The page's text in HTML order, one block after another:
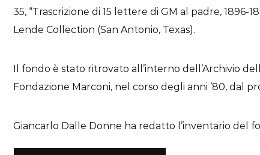
35, “Trascrizione di 15 lettere di GM al padre,
Lende Collection (San Antonio, Texas).
Il fondo è stato ritrovato all’interno dell’Archivio
Fondazione Marconi, nel corso degli anni ’80, dal
Giancarlo Dalle Donne ha redatto l’inventario del